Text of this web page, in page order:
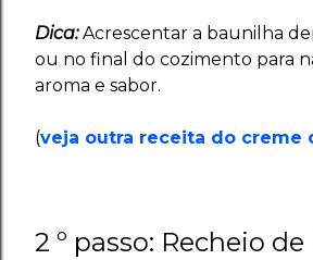
Dica:Acrescentar a baunilha
ou no final do cozimento para
aroma e sabor.
(veja outra receita do creme
2 º passo: Recheio